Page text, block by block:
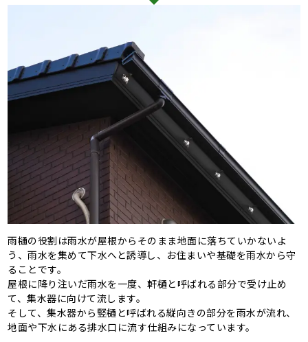
雨樋の役割は雨水が屋根からそのまま地面に落ちていかないよ
う、雨水を集めて下水へと誘導し、お住まいや基礎を雨水から守
ることです。
屋根に降り注いだ雨水を一度、軒樋と呼ばれる部分で受け止め
て、集水器に向けて流します。
そして、集水器から竪樋と呼ばれる縦向きの部分を雨水が流れ、
地面や下水にある排水口に流す仕組みになっています。